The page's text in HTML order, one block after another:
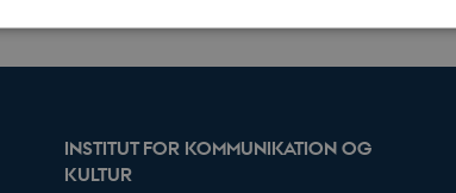
INSTITUT FOR KOMMUNIKATION OG
KULTUR
Hjemmesiden kan ikke fungerer uden disse cookies.